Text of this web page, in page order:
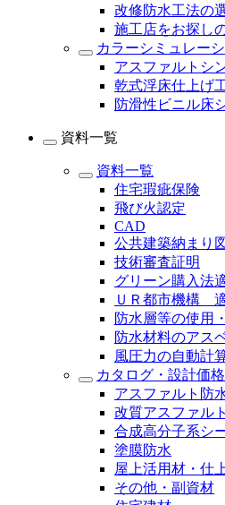
改修防水工法の
施工店をお探し
カラーシミュレー
アスファルトシ
乾式浮床仕上げ
防滑性ビニル床
資料一覧
資料一覧
住宅瑕疵保険
飛び火認定
CAD
公共建築納まり
技術審査証明
グリーン購入法
ＵＲ都市機構
防水層等の使用
防水材料のアス
風圧力の自動計
カタログ・設計価格
アスファルト防
改質アスファル
合成高分子系シ
塗膜防水
屋上活用材・仕
その他・副資材